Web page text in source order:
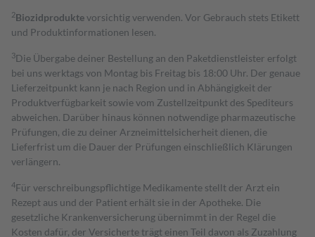
2Biozidproduktevorsichtig verwenden. Vor Gebrauch stets Etikett
und Produktinformationen lesen.
3Die Übergabe deiner Bestellung an den Paketdienstleister erfolgt
bei uns werktags von Montag bis Freitag bis 18:00 Uhr. Der genaue
Lieferzeitpunkt kann je nach Region und in Abhängigkeit der
Produktverfügbarkeit sowie vom Zustellzeitpunkt des Spediteurs
abweichen. Darüber hinaus können notwendige pharmazeutische
Prüfungen, die zu deiner Arzneimittelsicherheit dienen, die
Lieferfrist um die Dauer der Prüfungen einschließlich Klärungen
verlängern.
4Für verschreibungspflichtige Medikamente stellt der Arzt ein
Rezept aus und der Patient erhält sie in der Apotheke. Die
gesetzliche Krankenversicherung übernimmt in der Regel die
Kosten dafür, der Versicherte trägt einen Teil davon als Zuzahlung